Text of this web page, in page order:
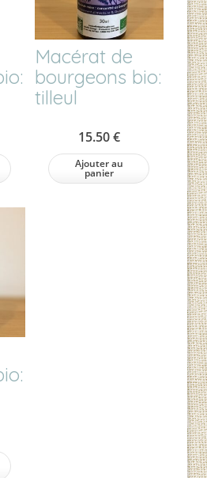
Macérat de
bourgeons bio:
tilleul
15.50€
Ajouter au
panier